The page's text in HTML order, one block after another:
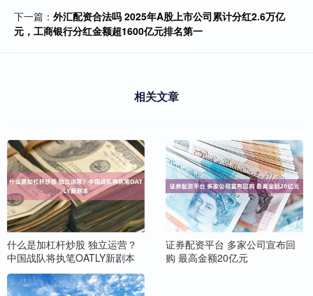
下一篇： 外汇配资合法吗 2025年A股上市公司累计分红2.6万亿
元，工商银行分红金额超1600亿元排名第一
相关文章
什么是加杠杆炒股 独立运营？
中国战队将执笔OATLY新剧本
证券配资平台 多家公司宣布回
购 最高金额20亿元